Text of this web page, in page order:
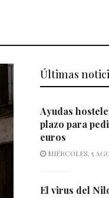
Últimas
Ayudas
plazo para
euros
MIÉRCOLES, 5
El virus del